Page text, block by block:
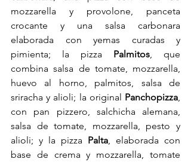
mozzarella y provolone, panceta
crocante y una salsa carbonara
elaborada con yemas curadas y
pimienta; la pizza Palmitos, que
combina salsa de tomate, mozzarella,
huevo al horno, palmitos, salsa de
sriracha y alioli; la original Panchopizza,
con pan pizzero, salchicha alemana,
salsa de tomate, mozzarella, pesto y
alioli; y la pizza Palta, elaborada con
base de crema y mozzarella, tomate